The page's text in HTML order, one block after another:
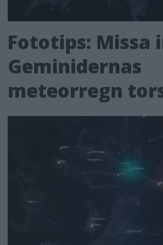
Fototips: Missa
Geminidernas
meteorregn